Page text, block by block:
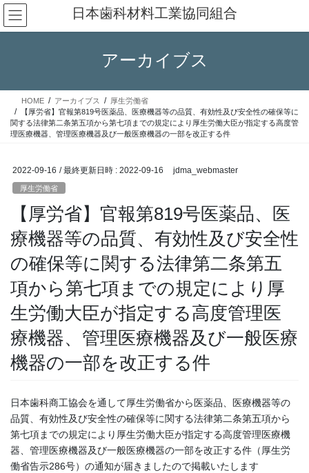
コ
ン
テ
ス
ナ
ビ
ゲ
ン
日本歯科材料工業協同組合
アーカイブス
HOME アーカイブス
厚生労働省
【厚労省】官報第819号医薬品、医療機器等の品質、有効性及び安全性の確保等に
関する法律第二条第五項から第七項までの規定により厚生労働大臣が指定する高度管
理医療機器、管理医療機器及び一般医療機器の一部を改正する件
2022-09-16 / 最終更新日時 : 2022-09-16 jdma_webmaster
厚生労働省
【厚労省】官報第819号医薬品、医
療機器等の品質、有効性及び安全性
の確保等に関する法律第二条第五
項から第七項までの規定により厚
生労働大臣が指定する高度管理医
療機器、管理医療機器及び一般医療
機器の一部を改正する件
日本歯科商工協会を通して厚生労働省から医薬品、医療機器等の
品質、有効性及び安全性の確保等に関する法律第二条第五項から
第七項までの規定により厚生労働大臣が指定する高度管理医療機
器、管理医療機器及び一般医療機器の一部を改正する件（厚生労
働省告示286号）の通知が届きましたので掲載いたします